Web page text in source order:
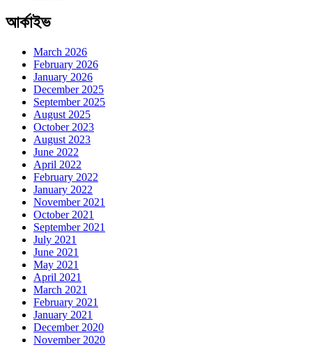
আর্কাইভ
March 2026
February 2026
January 2026
December 2025
September 2025
August 2025
October 2023
August 2023
June 2022
April 2022
February 2022
January 2022
November 2021
October 2021
September 2021
July 2021
June 2021
May 2021
April 2021
March 2021
February 2021
January 2021
December 2020
November 2020